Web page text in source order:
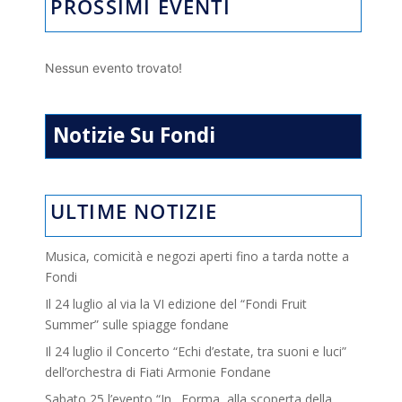
PROSSIMI EVENTI
Nessun evento trovato!
Notizie Su Fondi
ULTIME NOTIZIE
Musica, comicità e negozi aperti fino a tarda notte a
Fondi
Il 24 luglio al via la VI edizione del “Fondi Fruit
Summer” sulle spiagge fondane
Il 24 luglio il Concerto “Echi d’estate, tra suoni e luci”
dell’orchestra di Fiati Armonie Fondane